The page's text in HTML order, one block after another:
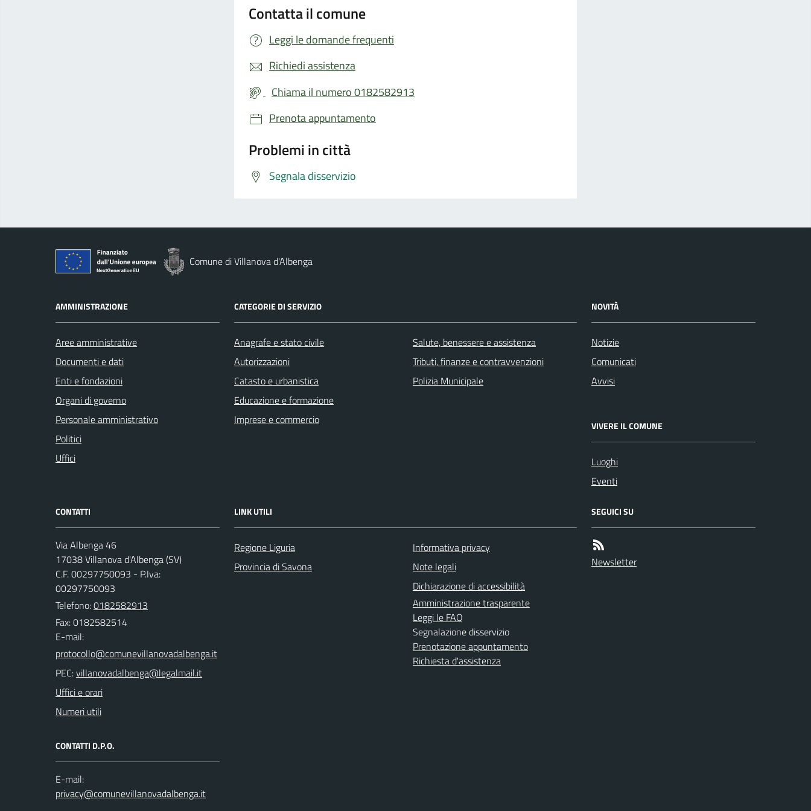
Contatta il comune
Leggi le domande frequenti
Richiedi assistenza
Chiama il numero 0182582913
Prenota appuntamento
Problemi in città
Segnala disservizio
Comune di Villanova d'Albenga
AMMINISTRAZIONE
Aree amministrative
Documenti e dati
Enti e fondazioni
Organi di governo
Personale amministrativo
Politici
Uffici
CATEGORIE DI SERVIZIO
Anagrafe e stato civile
Autorizzazioni
Catasto e urbanistica
Educazione e formazione
Imprese e commercio
Salute, benessere e assistenza
Tributi, finanze e contravvenzioni
Polizia Municipale
NOVITÀ
Notizie
Comunicati
Avvisi
VIVERE IL COMUNE
Luoghi
Eventi
CONTATTI
Via Albenga 46
17038 Villanova d'Albenga (SV)
C.F. 00297750093 - P.Iva:
00297750093
Telefono:0182582913
Fax: 0182582514
E-mail:
PEC:
Uffici e orari
Numeri utili
CONTATTI D.P.O.
E-mail:
LINK UTILI
Regione Liguria
Provincia di Savona
Informativa privacy
Note legali
Dichiarazione di accessibilità
Amministrazione trasparente
Leggi le FAQ
Segnalazione disservizio
Prenotazione appuntamento
Richiesta d'assistenza
SEGUICI SU
Newsletter